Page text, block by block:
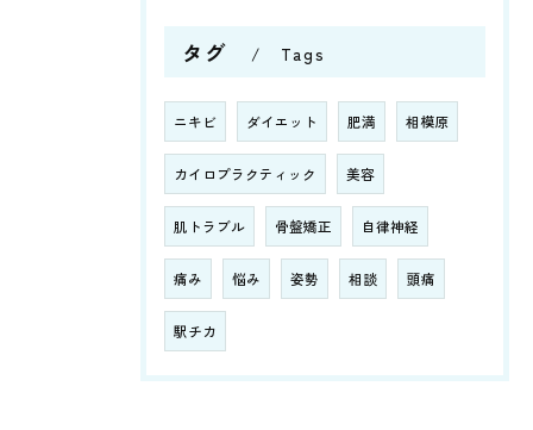
タグ Tags
ニキビ ダイエット 肥満 相模原
カイロプラクティック 美容
肌トラブル 骨盤矯正 自律神経
痛み 悩み 姿勢 相談 頭痛
駅チカ